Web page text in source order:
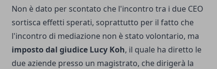
Non è dato per scontato che l'incontro tra i due CEO
sortisca effetti sperati, soprattutto per il fatto che
l'incontro di mediazione non è stato volontario, ma
imposto dal giudice Lucy Koh, il quale ha diretto le
due aziende presso un magistrato, che dirigerà la